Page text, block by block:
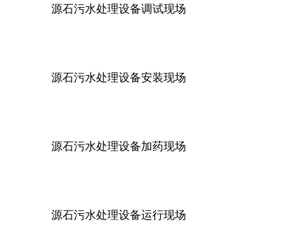
源石污水处理设备调试现场
源石污水处理设备安装现场
源石污水处理设备加药现场
源石污水处理设备运行现场